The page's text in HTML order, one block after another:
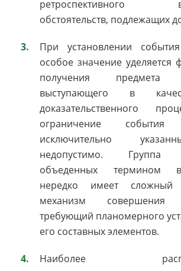
ретроспективного
обстоятельств, подлежащих
При установлении
особое значение уделяется
получения предмета
выступающего в
доказательственного
ограничение события
исключительно
недопустимо. Группа
объеденных термином
нередко имеет сложный
механизм совершения
требующий планомерного
его составных элементов.
Наиболее